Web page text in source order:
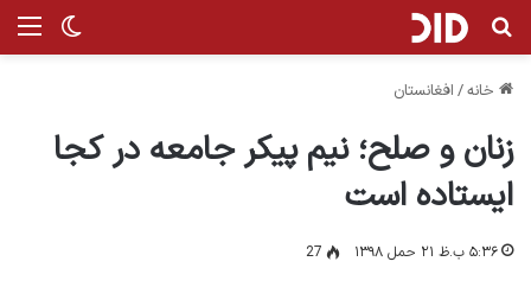
تغییر جستجو برای
خانه/ افغانستان
زنان و صلح؛ نیم پیکر جامعه در کجا
ایستاده است
۵:۳۶ ب.ظ ۲۱ حمل ۱۳۹۸ 27